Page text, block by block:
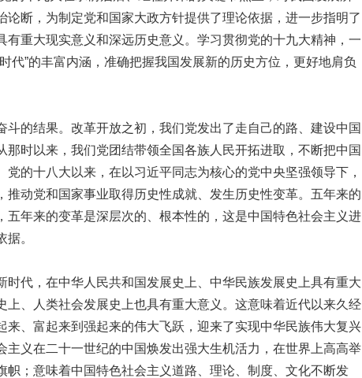
论断，为制定党和国家大政方针提供了理论依据，进一步指明了
有重大现实意义和深远历史意义。学习贯彻党的十九大精神，一
代”的丰富内涵，准确把握我国发展新的历史方位，更好地肩负
的结果。改革开放之初，我们党发出了走自己的路、建设中国
那时以来，我们党团结带领全国各族人民开拓进取，不断把中国
党的十八大以来，在以习近平同志为核心的党中央坚强领导下，
推动党和国家事业取得历史性成就、发生历史性变革。五年来的
五年来的变革是深层次的、根本性的，这是中国特色社会主义进
。
代，在中华人民共和国发展史上、中华民族发展史上具有重大
上、人类社会发展史上也具有重大意义。这意味着近代以来久经
来、富起来到强起来的伟大飞跃，迎来了实现中华民族伟大复兴
主义在二十一世纪的中国焕发出强大生机活力，在世界上高高举
帜；意味着中国特色社会主义道路、理论、制度、文化不断发